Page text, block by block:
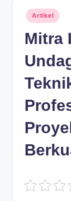
Posted
in
Artikel
Mitra